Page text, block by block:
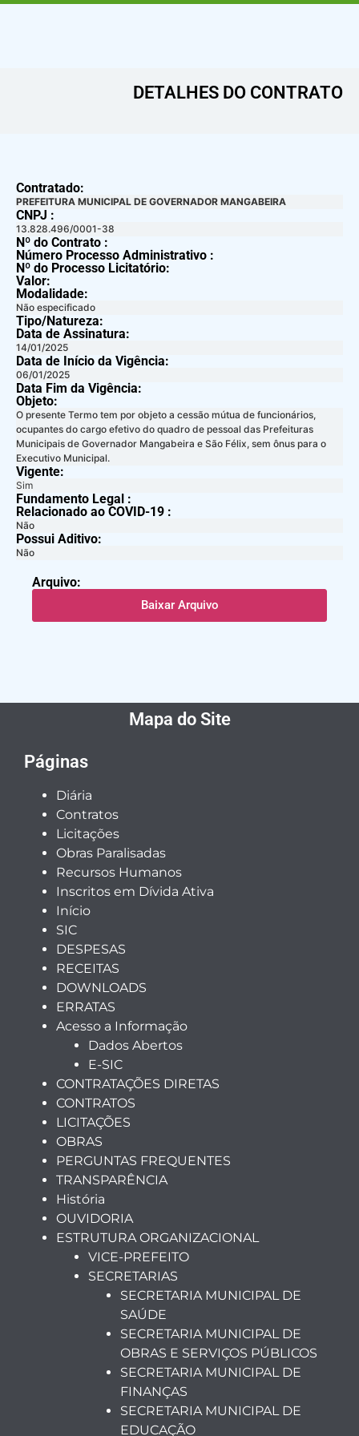
DETALHES DO CONTRATO​
Contratado:
PREFEITURA MUNICIPAL DE GOVERNADOR MANGABEIRA
CNPJ :
13.828.496/0001-38
Nº do Contrato :
Número Processo Administrativo :
Nº do Processo Licitatório:
Valor:
Modalidade:
Não especificado
Tipo/Natureza:
Data de Assinatura:
14/01/2025
Data de Início da Vigência:
06/01/2025
Data Fim da Vigência:
Objeto:
O presente Termo tem por objeto a cessão mútua de funcionários,
ocupantes do cargo efetivo do quadro de pessoal das Prefeituras
Municipais de Governador Mangabeira e São Félix, sem ônus para o
Executivo Municipal.
Vigente:
Sim
Fundamento Legal :​
Relacionado ao COVID-19 :​
Não
Possui Aditivo:​
Não
Arquivo:
Baixar Arquivo
Mapa do Site
Páginas
Diária
Contratos
Licitações
Obras Paralisadas
Recursos Humanos
Inscritos em Dívida Ativa
Início
SIC
DESPESAS
RECEITAS
DOWNLOADS
ERRATAS
Acesso a Informação
Dados Abertos
E-SIC
CONTRATAÇÕES DIRETAS
CONTRATOS
LICITAÇÕES
OBRAS
PERGUNTAS FREQUENTES
TRANSPARÊNCIA
História
OUVIDORIA
ESTRUTURA ORGANIZACIONAL
VICE-PREFEITO
SECRETARIAS
SECRETARIA MUNICIPAL DE
SAÚDE
SECRETARIA MUNICIPAL DE
OBRAS E SERVIÇOS PÚBLICOS
SECRETARIA MUNICIPAL DE
FINANÇAS
SECRETARIA MUNICIPAL DE
EDUCAÇÃO